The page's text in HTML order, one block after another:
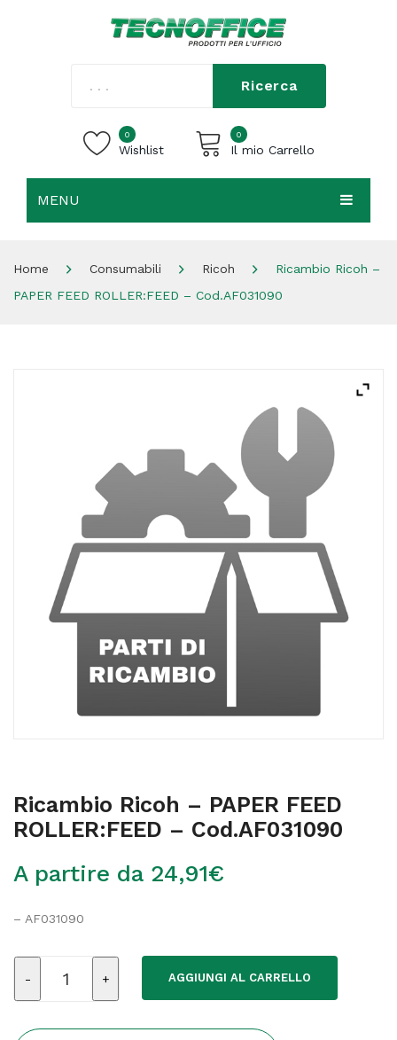
Ricerca
0
Wishlist
0
Il mio Carrello
MENU
Home Consumabili Ricoh
Ricambio Ricoh –
PAPER FEED ROLLER:FEED – Cod.AF031090
Ricambio Ricoh – PAPER FEED
ROLLER:FEED – Cod.AF031090
A partire da 24,91€
– AF031090
PAPER
AGGIUNGI AL CARRELLO